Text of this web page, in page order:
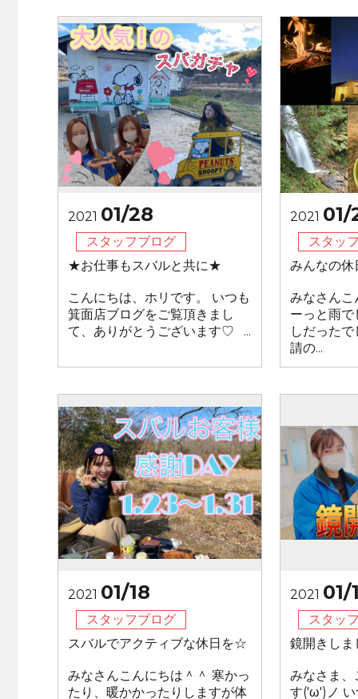
2021 01/28
スタッフブログ
★お仕事もスバルと共に★
こんにちは、ホリです。 いつも
箕面店ブログをご覧頂きまし
て、ありがとうございます♡ ...
2021 01/
スタッ
みんなの休
みなさんこ
ーっと雨
しだった
請の...
2021 01/18
スタッフブログ
スバルでアクティブな休日を☆
みなさんこんにちは＾＾ 寒かっ
たり、暖かかったりしますが体
2021 01/
スタッ
鏡開きし
みなさま、
す('ω')ノ い